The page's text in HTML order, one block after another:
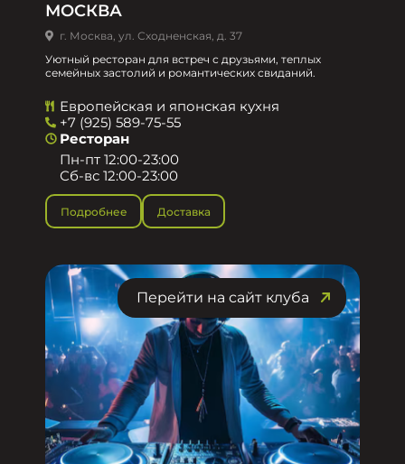
МОСКВА
г. Москва, ул. Сходненская, д. 37
Уютный ресторан для встреч с друзьями, теплых
семейных застолий и романтических свиданий.
Европейская и японская кухня
+7 (925) 589-75-55
Ресторан
Пн-пт 12:00-23:00
Сб-вс 12:00-23:00
Подробнее Доставка
Перейти на сайт клуба